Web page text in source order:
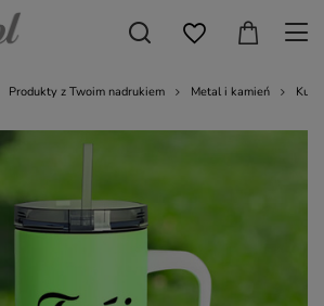
Produkty z Twoim nadrukiem Metal i kamień